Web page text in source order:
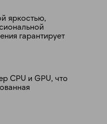
яркостью,
гарантирует
CPU и GPU, что